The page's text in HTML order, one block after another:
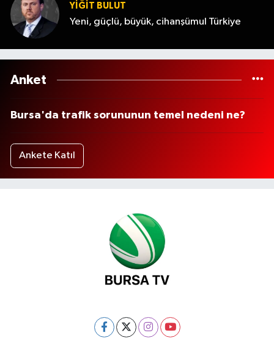
YİĞİT BULUT
Yeni, güçlü, büyük, cihanşümul Türkiye
Anket
Bursa'da trafik sorununun temel nedeni ne?
Ankete Katıl